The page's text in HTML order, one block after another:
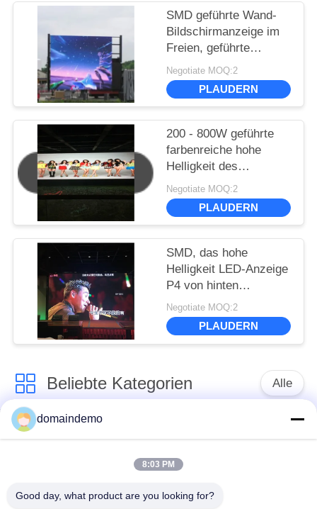
SMD geführte Wand-
Bildschirmanzeige im
Freien, geführte
Videodarstellung P6 P8
P10 1R1G1B
annoncierend
Negotiate MOQ:2
PLAUDERN
200 - 800W geführte
farbenreiche hohe
Helligkeit des
Bildschirm-P6 SMD im
Freien, die 200 -
geführtes Geröll der
Freien annonciert
Negotiate MOQ:2
PLAUDERN
SMD, das hohe
Helligkeit LED-Anzeige
P4 von hinten
beleuchtetes
farbenreiches 1R1G1B
im Freien annonciert
Negotiate MOQ:2
PLAUDERN
Beliebte Kategorien Alle
LED-Display mit
Werbe -LED -Anzeige
farbenreiche geführte
kleines Pixel -Pitch -
domaindemo
8:03 PM
Good day, what product are you looking for?